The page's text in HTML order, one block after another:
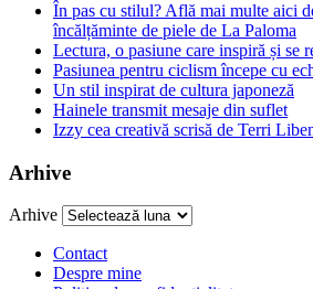
În pas cu stilul? Află mai multe aici
încălțăminte de piele de La Paloma
Lectura, o pasiune care inspiră și se
Pasiunea pentru ciclism începe cu
Un stil inspirat de cultura japoneză
Hainele transmit mesaje din suflet
Izzy cea creativă scrisă de Terri
Arhive
Arhive
Contact
Despre mine